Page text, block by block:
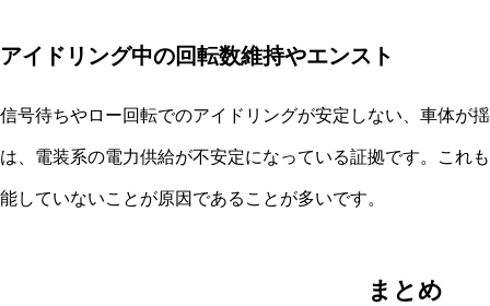
アイドリング中の回転数維持やエンスト
信号待ちやロー回転でのアイドリングが安定しない、車体が
は、電装系の電力供給が不安定になっている証拠です。これ
能していないことが原因であることが多いです。
まとめ